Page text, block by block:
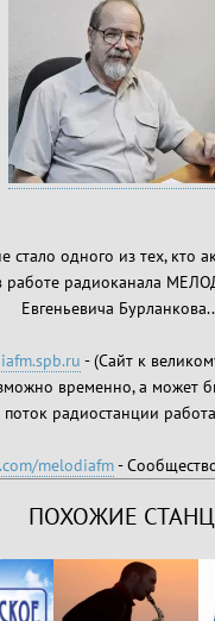
стало одного из тех, кто
работе радиоканала
Евгеньевича
- (Сайт к
временно, а может
поток радиостанции
melodiafm-
ПОХОЖИЕ